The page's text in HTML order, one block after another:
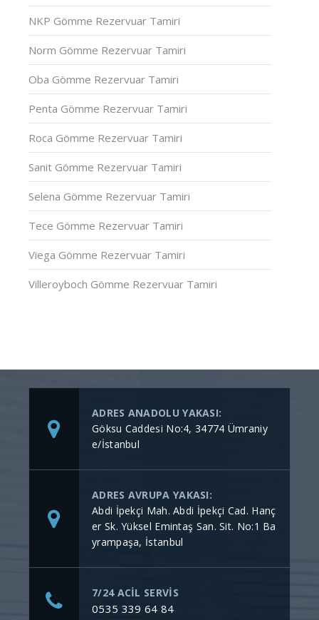
NKP Gömme Rezervuar Tamiri
Norm Gömme Rezervuar Tamiri
Oba Gömme Rezervuar Tamiri
Penta Gömme Rezervuar Tamiri
Roca Gömme Rezervuar Tamiri
Sanit Gömme Rezervuar Tamiri
Selena Gömme Rezervuar Tamiri
Tece Gömme Rezervuar Tamiri
Viega Gömme Rezervuar Tamiri
Villeroyboch Gömme Rezervuar Tamiri
ADRES ANADOLU YAKASI:
Göksu Caddesi No:4, 34774 Ümraniy
e/İstanbul
ADRES AVRUPA YAKASI:
Abdi İpekçi Mah. Abdi İpekçi Cad. Hanç
er Sk. Yüksel Emintaş San. Sit. No:1 Ba
yrampaşa, İstanbul
7/24 ACİL SERVİS
0535 339 64 84